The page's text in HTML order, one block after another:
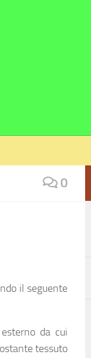
0
il seguente
da cui
tessuto